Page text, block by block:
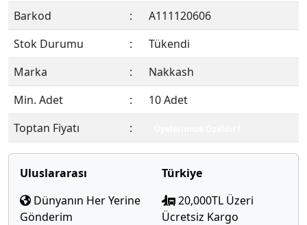
Barkod
:
A111120606
Stok Durumu
:
Tükendi
Marka
:
Nakkash
Min. Adet
:
10 Adet
Toptan Fiyatı
:
Uluslararası
Dünyanın Her Yerine
Gönderim
Türkiye
20,000TL Üzeri
Ücretsiz Kargo